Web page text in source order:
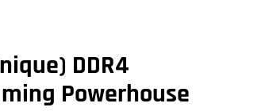
DDR4
Powerhouse